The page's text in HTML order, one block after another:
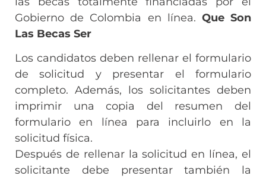
Gobierno de Colombia en línea. Que Son
Las Becas Ser
Los candidatos deben rellenar el formulario
de solicitud y presentar el formulario
completo. Además, los solicitantes deben
imprimir una copia del resumen del
formulario en línea para incluirlo en la
solicitud física.
Después de rellenar la solicitud en línea, el
solicitante debe presentar también la